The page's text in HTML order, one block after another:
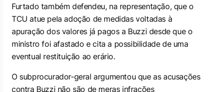
Furtado também defendeu, na representação, que o
TCU atue pela adoção de medidas voltadas à
apuração dos valores já pagos a Buzzi desde que o
ministro foi afastado e cita a possibilidade de uma
eventual restituição ao erário.
O subprocurador-geral argumentou que as acusações
contra Buzzi não são de meras infrações